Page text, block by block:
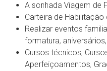
A sonhada Viagem de
Carteira de
Realizar eventos
formatura,
Cursos técnicos,
Aperfeiçoamentos,